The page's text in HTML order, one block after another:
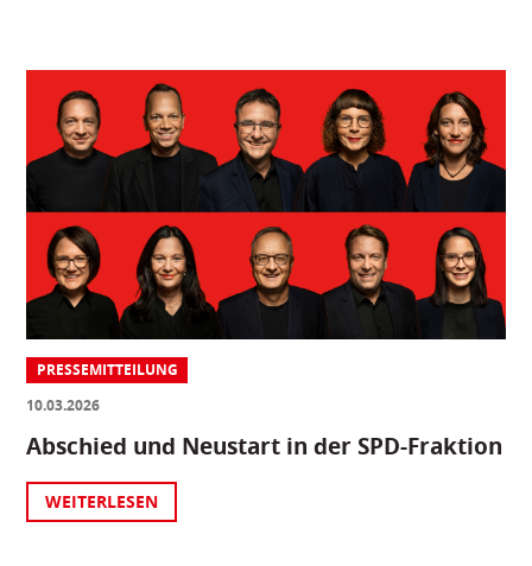
PRESSEMITTEILUNG
10.03.2026
Abschied und Neustart in der SPD-Fraktion
WEITERLESEN